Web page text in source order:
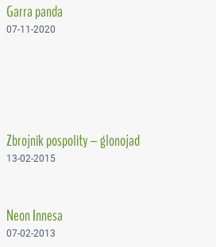
Garra panda
07-11-2020
Zbrojnik pospolity – glonojad
13-02-2015
Neon Innesa
07-02-2013